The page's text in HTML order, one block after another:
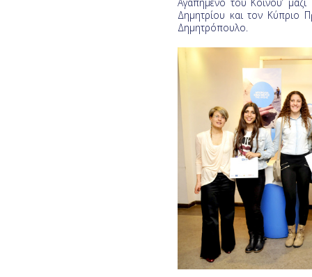
Δημητρίου και τον Κύπριο
Δημητρόπουλο.